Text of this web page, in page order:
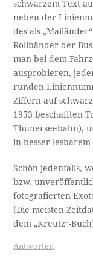
schwarzem Text
neben der
des als
Rollbänder der
man bei dem
ausprobieren,
runden
Ziffern auf
1953 beschafften
Thunerseebahn),
in besser
Schön jedenfalls,
bzw.
fotografierten
(Die meisten
dem „Kreutz“-
Antworten